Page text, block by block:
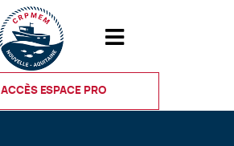
au
contenu
principal
ACCÈS ESPACE PRO